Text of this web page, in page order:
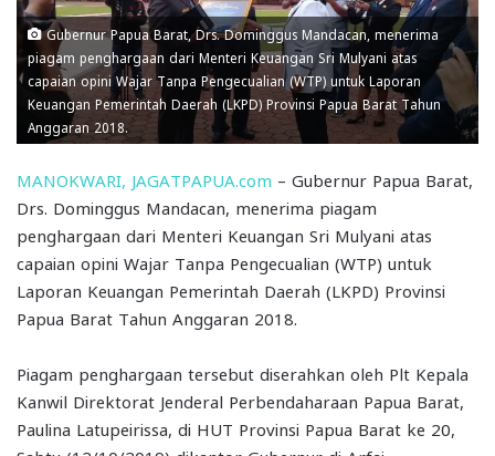
Gubernur Papua Barat, Drs. Dominggus Mandacan, menerima
piagam penghargaan dari Menteri Keuangan Sri Mulyani atas
capaian opini Wajar Tanpa Pengecualian (WTP) untuk Laporan
Keuangan Pemerintah Daerah (LKPD) Provinsi Papua Barat Tahun
Anggaran 2018.
MANOKWARI, JAGATPAPUA.com – Gubernur Papua Barat,
Drs. Dominggus Mandacan, menerima piagam
penghargaan dari Menteri Keuangan Sri Mulyani atas
capaian opini Wajar Tanpa Pengecualian (WTP) untuk
Laporan Keuangan Pemerintah Daerah (LKPD) Provinsi
Papua Barat Tahun Anggaran 2018.
Piagam penghargaan tersebut diserahkan oleh Plt Kepala
Kanwil Direktorat Jenderal Perbendaharaan Papua Barat,
Paulina Latupeirissa, di HUT Provinsi Papua Barat ke 20,